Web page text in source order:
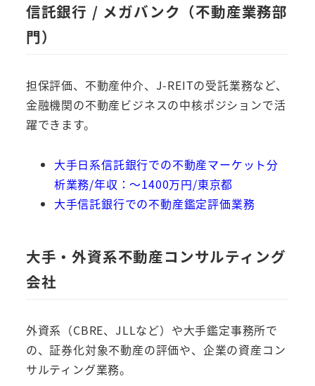
信託銀行 / メガバンク（不動産業務部
門）
担保評価、不動産仲介、J-REITの受託業務など、
金融機関の不動産ビジネスの中核ポジションで活
躍できます。
大手日系信託銀行での不動産マーケット分
析業務/年収：～1400万円/東京都
大手信託銀行での不動産鑑定評価業務
大手・外資系不動産コンサルティング
会社
外資系（CBRE、JLLなど）や大手鑑定事務所で
の、証券化対象不動産の評価や、企業の資産コン
サルティング業務。